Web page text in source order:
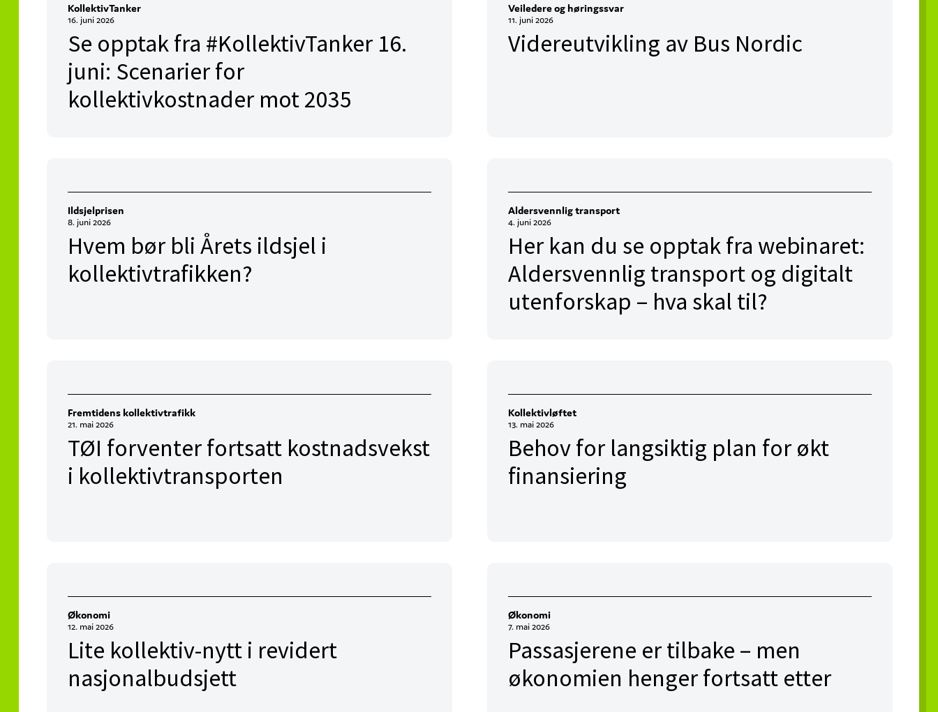
KollektivTanker
16. juni 2026
Se opptak fra #KollektivTanker 16.
juni: Scenarier for
kollektivkostnader mot 2035
Veiledere og høringssvar
11. juni 2026
Videreutvikling av Bus Nordic
Ildsjelprisen
8. juni 2026
Hvem bør bli Årets ildsjel i
kollektivtrafikken?
Aldersvennlig transport
4. juni 2026
Her kan du se opptak fra webinaret:
Aldersvennlig transport og digitalt
utenforskap – hva skal til?
Fremtidens kollektivtrafikk
21. mai 2026
TØI forventer fortsatt kostnadsvekst
i kollektivtransporten
Kollektivløftet
13. mai 2026
Behov for langsiktig plan for økt
finansiering
Økonomi
12. mai 2026
Lite kollektiv-nytt i revidert
nasjonalbudsjett
Økonomi
7. mai 2026
Passasjerene er tilbake – men
økonomien henger fortsatt etter